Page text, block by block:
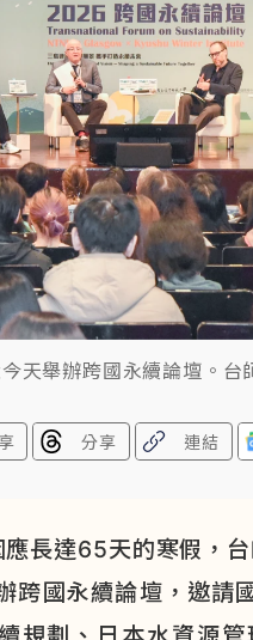
天舉辦跨國永續論壇。台
分享 連結
應長達65天的寒假，
跨國永續論壇，邀請